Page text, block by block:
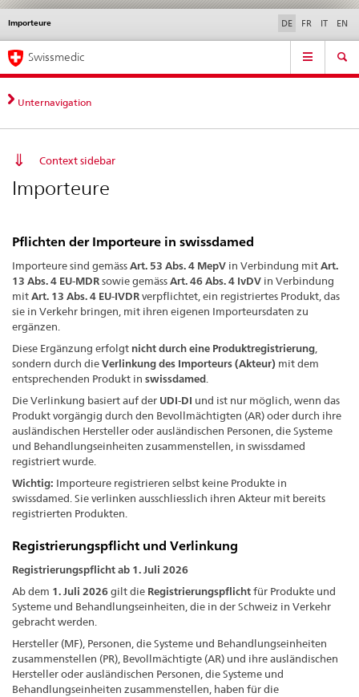
Direktnavigation
News,
Rechtsgrundlagen,
Kontakt
News & Updates Kontakt | Support & Hilfe
Importeure
Sprachwahl DE FR IT EN
Service
Hauptnavigation
Swissmedic
Unternavigation
Context sidebar
Importeure
Pflichten der Importeure in swissdamed
Importeure sind gemässArt. 53 Abs. 4 MepV in Verbindung mitArt.
13 Abs. 4 EU-MDRsowie gemässArt. 46 Abs. 4 IvDV in Verbindung
mitArt. 13 Abs. 4 EU-IVDRverpflichtet, ein registriertes Produkt, das
sie in Verkehr bringen, mit ihren eigenen Importeursdaten zu
ergänzen.
Diese Ergänzung erfolgt nicht durch eine Produktregistrierung
sondern durch dieVerlinkung des Importeurs (Akteur) mit dem
entsprechenden Produkt in swissdamed
Die Verlinkung basiert auf der UDI-DI und ist nur möglich, wenn das
Produkt vorgängig durch den Bevollmächtigten (AR) oder durch ihre
ausländischen Hersteller oder ausländischen Personen, die Systeme
und Behandlungseinheiten zusammenstellen, in swissdamed
registriert wurde.
Wichtig: Importeure registrieren selbst keine Produkte in
swissdamed. Sie verlinken ausschliesslich ihren Akteur mit bereits
registrierten Produkten.
Registrierungspflicht und Verlinkung
Registrierungspflicht ab 1. Juli 2026
Ab dem 1. Juli 2026gilt die Registrierungspflichtfür Produkte und
Systeme und Behandlungseinheiten, die in der Schweiz in Verkehr
gebracht werden.
Hersteller (MF), Personen, die Systeme und Behandlungseinheiten
zusammenstellen (PR), Bevollmächtigte (AR) und ihre ausländischen
Hersteller oder ausländischen Personen, die Systeme und
Behandlungseinheiten zusammenstellen, haben für die